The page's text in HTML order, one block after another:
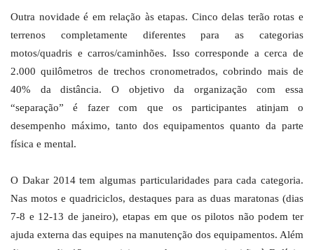
Outra novidade é em relação às etapas. Cinco delas terão rotas e
terrenos completamente diferentes para as categorias
motos/quadris e carros/caminhões. Isso corresponde a cerca de
2.000 quilômetros de trechos cronometrados, cobrindo mais de
40% da distância. O objetivo da organização com essa
“separação” é fazer com que os participantes atinjam o
desempenho máximo, tanto dos equipamentos quanto da parte
física e mental.
O Dakar 2014 tem algumas particularidades para cada categoria.
Nas motos e quadriciclos, destaques para as duas maratonas (dias
7-8 e 12-13 de janeiro), etapas em que os pilotos não podem ter
ajuda externa das equipes na manutenção dos equipamentos. Além